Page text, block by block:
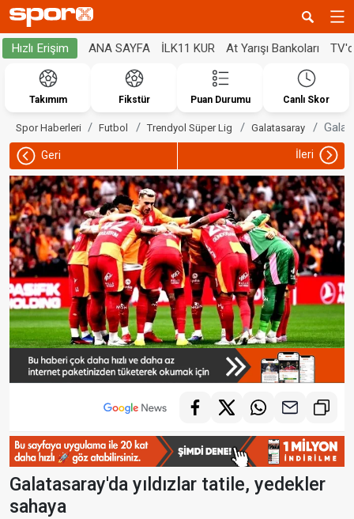
Hızlı Erişim ANA SAYFA İLK11 KUR At Yarışı Bankoları
Takımım Fikstür Puan Durumu Canlı Skor
Spor Haberleri Futbol Trendyol Süper Lig Galatasaray
Geri İleri
Galatasaray'da yıldızlar tatile, yedekler
sahaya